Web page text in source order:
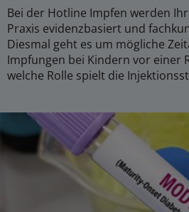
Bei der Hotline Impfen werden
Praxis evidenzbasiert und
Diesmal geht es um mögliche
Impfungen bei Kindern vor einer
welche Rolle spielt die